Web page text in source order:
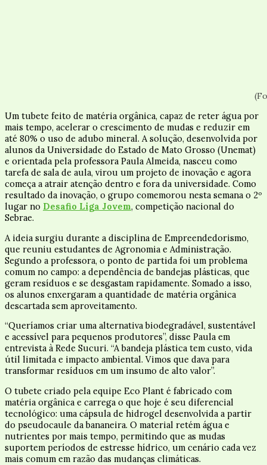
Um tubete feito de matéria orgânica, capaz de reter água por
mais tempo, acelerar o crescimento de mudas e reduzir em
até 80% o uso de adubo mineral. A solução, desenvolvida por
alunos da Universidade do Estado de Mato Grosso (Unemat)
e orientada pela professora Paula Almeida, nasceu como
tarefa de sala de aula, virou um projeto de inovação e agora
começa a atrair atenção dentro e fora da universidade. Como
resultado da inovação, o grupo comemorou nesta semana o 2º
lugar no Desafio Liga Jovem, competição nacional do
Sebrae.
A ideia surgiu durante a disciplina de Empreendedorismo,
que reuniu estudantes de Agronomia e Administração.
Segundo a professora, o ponto de partida foi um problema
comum no campo: a dependência de bandejas plásticas, que
geram resíduos e se desgastam rapidamente. Somado a isso,
os alunos enxergaram a quantidade de matéria orgânica
descartada sem aproveitamento.
“Queríamos criar uma alternativa biodegradável, sustentável
e acessível para pequenos produtores”, disse Paula em
entrevista à Rede Sucuri. “A bandeja plástica tem custo, vida
útil limitada e impacto ambiental. Vimos que dava para
transformar resíduos em um insumo de alto valor”.
O tubete criado pela equipe Eco Plant é fabricado com
matéria orgânica e carrega o que hoje é seu diferencial
tecnológico: uma cápsula de hidrogel desenvolvida a partir
do pseudocaule da bananeira. O material retém água e
nutrientes por mais tempo, permitindo que as mudas
suportem períodos de estresse hídrico, um cenário cada vez
mais comum em razão das mudanças climáticas.